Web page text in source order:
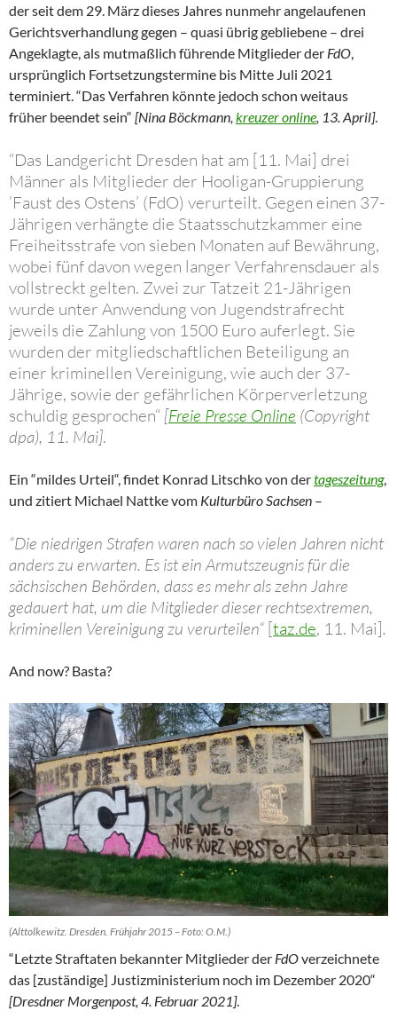
der seit dem 29. März dieses Jahres nunmehr angelaufenen
Gerichtsverhandlung gegen – quasi übrig gebliebene – drei
Angeklagte, als mutmaßlich führende Mitglieder der FdO,
ursprünglich Fortsetzungstermine bis Mitte Juli 2021
terminiert. “Das Verfahren könnte jedoch schon weitaus
früher beendet sein“ [Nina Böckmann, kreuzer online, 13. April].
“Das Landgericht Dresden hat am [11. Mai] drei
Männer als Mitglieder der Hooligan-Gruppierung
’Faust des Ostens’ (FdO) verurteilt. Gegen einen 37-
Jährigen verhängte die Staatsschutzkammer eine
Freiheitsstrafe von sieben Monaten auf Bewährung,
wobei fünf davon wegen langer Verfahrensdauer als
vollstreckt gelten. Zwei zur Tatzeit 21-Jährigen
wurde unter Anwendung von Jugendstrafrecht
jeweils die Zahlung von 1500 Euro auferlegt. Sie
wurden der mitgliedschaftlichen Beteiligung an
einer kriminellen Vereinigung, wie auch der 37-
Jährige, sowie der gefährlichen Körperverletzung
schuldig gesprochen“ [Freie Presse Online (Copyright
dpa), 11. Mai].
Ein “mildes Urteil“, findet Konrad Litschko von dertageszeitung,
und zitiert Michael Nattke vom Kulturbüro Sachsen –
“Die niedrigen Strafen waren nach so vielen Jahren nicht
anders zu erwarten. Es ist ein Armutszeugnis für die
sächsischen Behörden, dass es mehr als zehn Jahre
gedauert hat, um die Mitglieder dieser rechtsextremen,
kriminellen Vereinigung zu verurteilen“ [taz.de, 11. Mai].
And now? Basta?
(Alttolkewitz. Dresden. Frühjahr 2015 – Foto: O.M.)
“Letzte Straftaten bekannter Mitglieder der FdOverzeichnete
das [zuständige] Justizministerium noch im Dezember 2020“
[Dresdner Morgenpost, 4. Februar 2021].